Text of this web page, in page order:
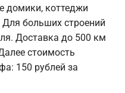
домики, коттеджи
больших строений
Доставка до 500 км
стоимость
150 рублей за